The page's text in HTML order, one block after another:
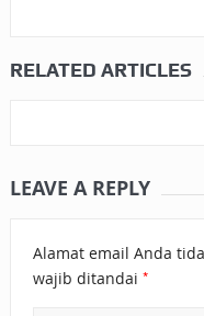
RELATED ARTICLES
LEAVE A REPLY
Alamat email Anda
wajib ditandai *